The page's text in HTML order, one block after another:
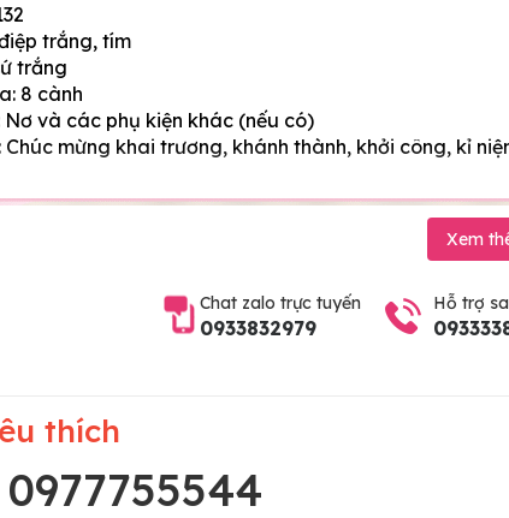
trắng, tím
trắng
8 cành
Nơ và các phụ kiện khác (nếu có)
Chúc mừng khai trương, khánh thành, khởi công, kỉ
Xem
Chat zalo trực tuyến
0933832979
Hỗ trợ
thích